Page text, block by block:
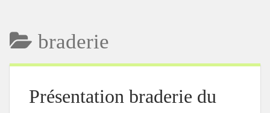
braderie
Présentation braderie du